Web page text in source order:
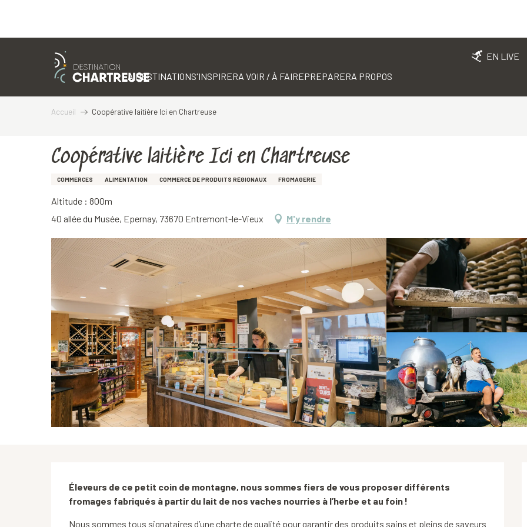
EN LIVE
LA DESTINATIONS'INSPIRERA VOIR / À FAIREPREPARERA PROPOS
Accueil Coopérative laitière Ici en Chartreuse
Coopérative laitière Ici en Chartreuse
COMMERCES ALIMENTATION COMMERCE DE PRODUITS RÉGIONAUX FROMAGERIE
Altitude : 800m
40 allée du Musée, Epernay, 73670 Entremont-le-Vieux
M'y rendre
Description
Éleveurs de ce petit coin de montagne, nous sommes fiers de vous proposer différents
fromages fabriqués à partir du lait de nos vaches nourries à l’herbe et au foin !
Nous sommes tous signataires d’une charte de qualité pour garantir des produits sains et pleins de saveurs